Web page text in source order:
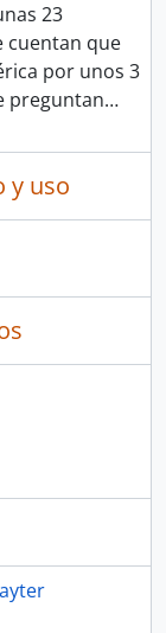
23
cuentan que
por unos 3
preguntan…
y uso